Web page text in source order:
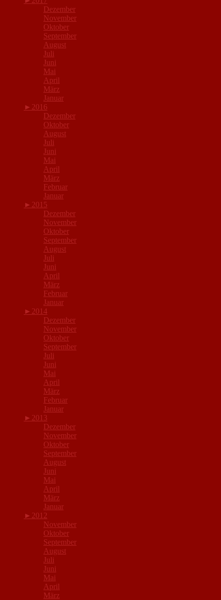
Dezember
November
Oktober
September
August
Juli
Juni
Mai
April
März
Januar
► 2016
Dezember
Oktober
August
Juli
Juni
Mai
April
März
Februar
Januar
► 2015
Dezember
November
Oktober
September
August
Juli
Juni
April
März
Februar
Januar
► 2014
Dezember
November
Oktober
September
Juli
Juni
Mai
April
März
Februar
Januar
► 2013
Dezember
November
Oktober
September
August
Juni
Mai
April
März
Januar
► 2012
November
Oktober
September
August
Juli
Juni
Mai
April
März